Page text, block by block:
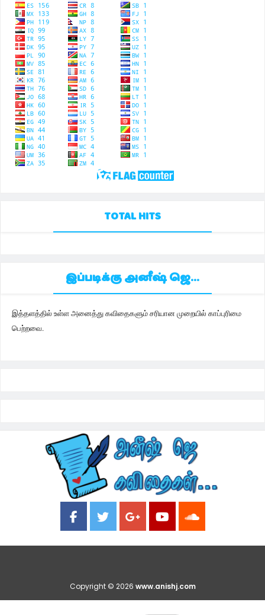
TOTAL HITS
இப்படிக்கு அனீஷ் ஜெ...
இத்தளத்தில் உள்ள அனைத்து கவிதைகளும் சரியான முறையில் காப்புரிமை
பெற்றவை.
Copyright © 2026 www.anishj.com